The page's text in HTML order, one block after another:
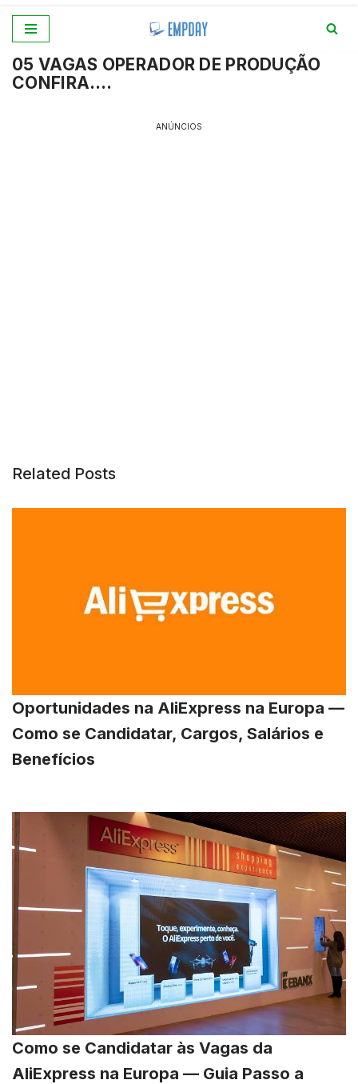
para
o
05 VAGAS OPERADOR DE PRODUÇÃO
CONFIRA….
ANÚNCIOS
Related Posts
Oportunidades na AliExpress na Europa —
Como se Candidatar, Cargos, Salários e
Benefícios
Como se Candidatar às Vagas da
AliExpress na Europa — Guia Passo a